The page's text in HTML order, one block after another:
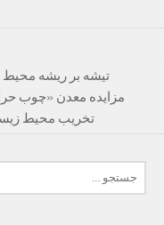
مزایده معدن «چوب
تخریب محیط
برای: